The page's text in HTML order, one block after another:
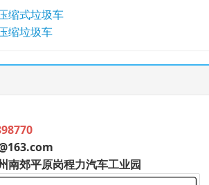
缩式垃圾车
缩垃圾车
南郊平原岗程力汽车工业园